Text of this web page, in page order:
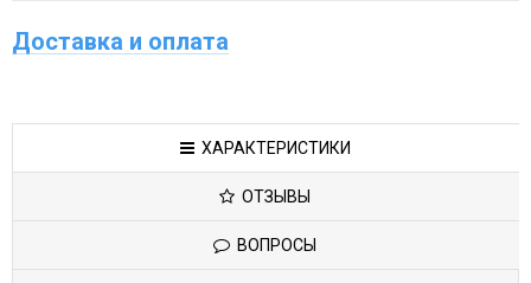
Доставка и оплата
ХАРАКТЕРИСТИКИ
ОТЗЫВЫ
ВОПРОСЫ